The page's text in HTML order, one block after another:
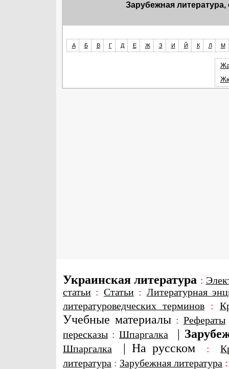
Зарубежная
А Б В Г Д Е Ж З И Й К Л М
Украинская литература :
статьи : Статьи: Литературная
литературоведческих терминов:
Учебные материалы : Рефераты
пересказы : Шпаргалка |
Шпаргалка | На русском :
литература : Зарубежная литература